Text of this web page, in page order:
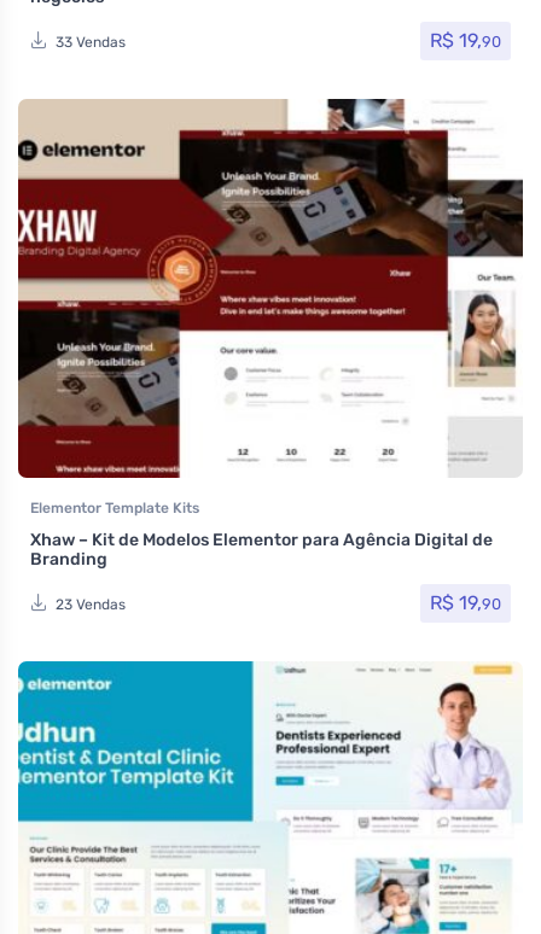
33 Vendas R$ 19,90
Elementor Template Kits
Xhaw – Kit de Modelos Elementor para Agência Digital de
Branding
23 Vendas R$ 19,90